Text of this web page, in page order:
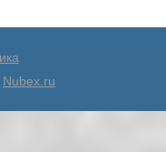
Nubex.ru